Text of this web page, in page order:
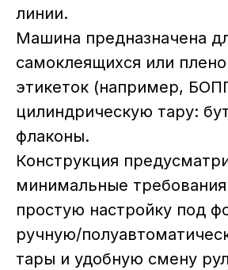
линии.
Машина предназначена
самоклеящихся или
этикеток (например,
цилиндрическую тару:
флаконы.
Конструкция
минимальные
простую настройку под
ручную/
тары и удобную смену